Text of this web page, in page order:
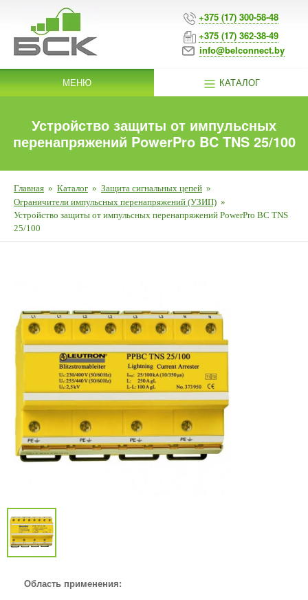
+375 (17) 300-58-48
+375 (17) 362-38-49
info@belconnect.by
МЕНЮ КАТАЛОГ
Устройство защиты от импульсных
перенапряжений PowerPro BC TNS 25/100
Главная » Каталог » Защита сигнальных цепей »
Ограничители импульсных перенапряжений (УЗИП) »
Устройство защиты от импульсных перенапряжений PowerPro BC TNS
25/100
Область применения: